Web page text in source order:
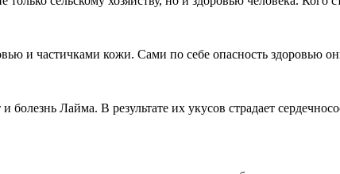
и частичками кожи. Сами по себе опасность здоровью
Лайма. В результате их укусов страдает